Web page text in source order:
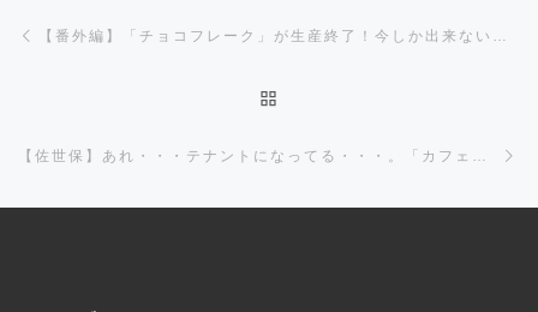
投稿ナビゲーション 【番外編】「チョコフレーク」が生産終了！今しか出来ない食べ方をしてみた！